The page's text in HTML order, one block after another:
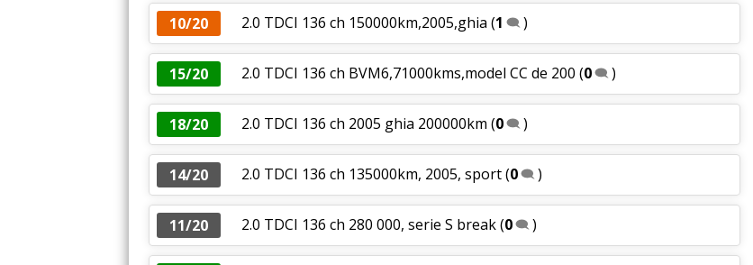
10/20 2.0 TDCI 136 ch 150000km,2005,ghia (1 )
15/20 2.0 TDCI 136 ch BVM6,71000kms,model CC de 200 (0 )
18/20 2.0 TDCI 136 ch 2005 ghia 200000km (0 )
14/20 2.0 TDCI 136 ch 135000km, 2005, sport(0 )
11/20 2.0 TDCI 136 ch 280 000, serie S break(0 )